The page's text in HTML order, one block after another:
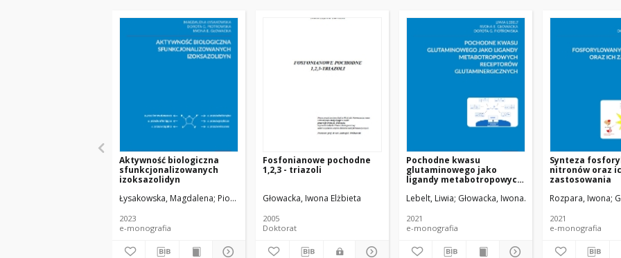
Aktywność biologiczna
sfunkcjonalizowanych
izoksazolidyn
Łysakowska, Magdalena Piotrowska, Dorota Gabriela Głowacka, Iwona Elżbieta
2023
e-monografia
Fosfonianowe pochodne
1,2,3 - triazoli
Głowacka, Iwona Elżbieta
2005
Doktorat
Pochodne kwasu
glutaminowego jako
ligandy metabotropowych
glutaminergicznych
Lebelt, Liwia Głowacka, Iwona Piotrowska, Dorota
2021
e-monografia
Synteza
nitronów oraz
zastosowania
Rozpara, Iwona
2021
e-monografia